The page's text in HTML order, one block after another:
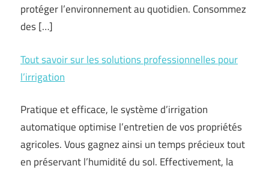
protéger l’environnement au quotidien. Consommez
des […]
Tout savoir sur les solutions professionnelles pour
l’irrigation
Pratique et efficace, le système d’irrigation
automatique optimise l’entretien de vos propriétés
agricoles. Vous gagnez ainsi un temps précieux tout
en préservant l’humidité du sol. Effectivement, la